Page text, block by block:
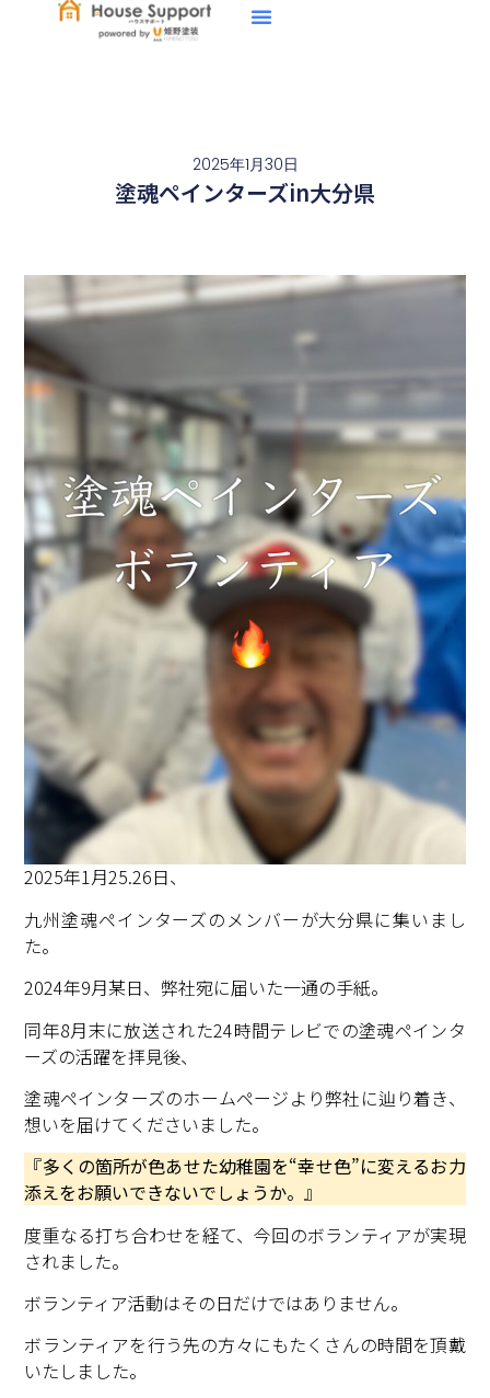
2025年1月30日
塗魂ペインターズin大分県
2025年1月25.26日、
九州塗魂ペインターズのメンバーが大分県に集いまし
た。
2024年9月某日、弊社宛に届いた一通の手紙。
同年8月末に放送された24時間テレビでの塗魂ペインタ
ーズの活躍を拝見後、
塗魂ペインターズのホームページより弊社に辿り着き、
想いを届けてくださいました。
『多くの箇所が色あせた幼稚園を“幸せ色”に変えるお力
添えをお願いできないでしょうか。』
度重なる打ち合わせを経て、今回のボランティアが実現
されました。
ボランティア活動はその日だけではありません。
ボランティアを行う先の方々にもたくさんの時間を頂戴
いたしました。